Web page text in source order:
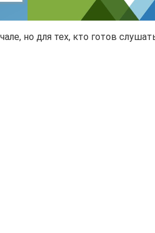
но для тех, кто готов